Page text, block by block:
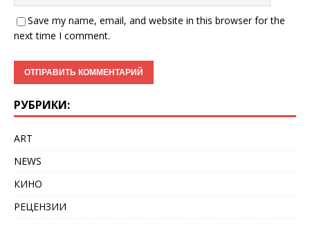
Save my name, email, and website in this browser for the
next time I comment.
РУБРИКИ:
ART
NEWS
КИНО
РЕЦЕНЗИИ